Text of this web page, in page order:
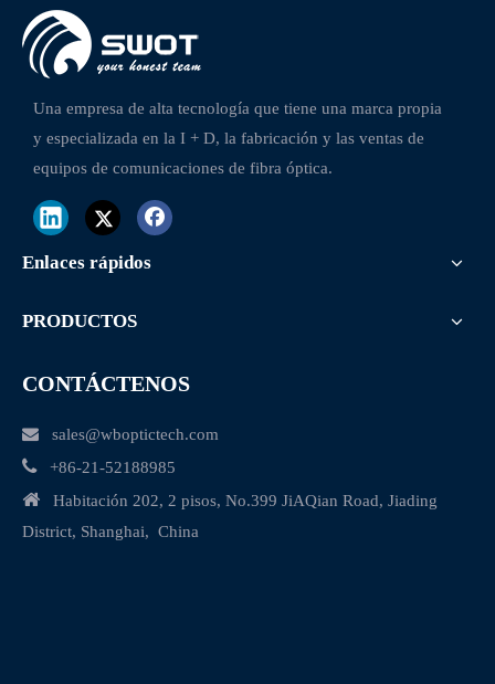
Una empresa de alta tecnología que tiene una marca propia
y especializada en la I + D, la fabricación y las ventas de
equipos de comunicaciones de fibra óptica.
Enlaces rápidos
PRODUCTOS
CONTÁCTENOS
 sales@wboptictech.com
 +86-21-52188985
 Habitación 202, 2 pisos, No.399 JiAQian Road, Jiading
District, Shanghai, China